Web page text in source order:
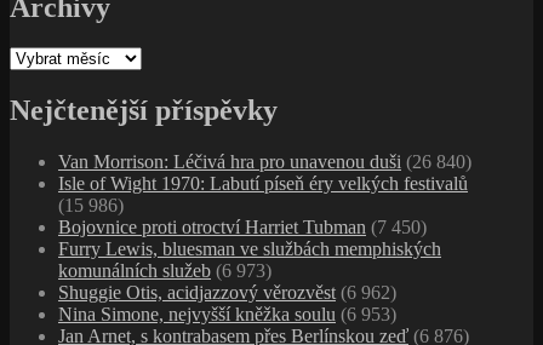
normalizací a legendou
a námořního důstojníka
Nejnovější komentáře
Honza Meissner :Frank Zappa, velký Manipulátor
jendablues:Eddie Boyd, dal nám více než jen pět dlouhejch
let
Pavlica:Alternative T.V., příběh experimentálního misionáře
pana Marka P.
Petrpan:Bill Withers, úspěšná hudební kariéra mlékaře,
dělníka a námořního důstojníka
Petrpan:Gil Evans: Architekt ticha, který přepsal jazz pro
orchestr